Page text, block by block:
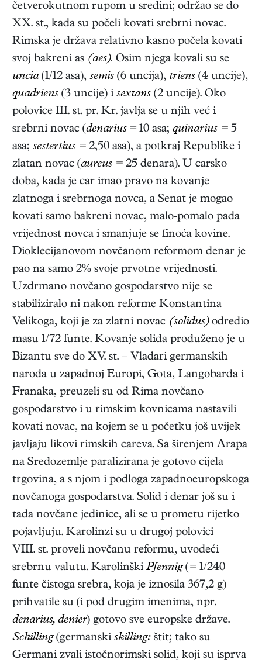
četverokutnom rupom u sredini; održao se do
XX. st., kada su počeli kovati srebrni novac.
Rimska je država relativno kasno počela kovati
svoj bakreni as (aes). Osim njega kovali su se
uncia(1/12 asa), semis (6 uncija), triens (4 uncije),
quadriens (3 uncije) i sextans (2 uncije). Oko
polovice III. st. pr. Kr. javlja se u njih već i
srebrni novac (denarius = 10 asa; quinarius = 5
asa; sestertius = 2,50 asa), a potkraj Republike i
zlatan novac (aureus = 25 denara). U carsko
doba, kada je car imao pravo na kovanje
zlatnoga i srebrnoga novca, a Senat je mogao
kovati samo bakreni novac, malo-pomalo pada
vrijednost novca i smanjuje se finoća kovine.
Dioklecijanovom novčanom reformom denar je
pao na samo 2% svoje prvotne vrijednosti.
Uzdrmano novčano gospodarstvo nije se
stabiliziralo ni nakon reforme Konstantina
Velikoga, koji je za zlatni novac (solidus)odredio
masu 1/72 funte. Kovanje solida produženo je u
Bizantu sve do XV. st. – Vladari germanskih
naroda u zapadnoj Europi, Gota, Langobarda i
Franaka, preuzeli su od Rima novčano
gospodarstvo i u rimskim kovnicama nastavili
kovati novac, na kojem se u početku još uvijek
javljaju likovi rimskih careva. Sa širenjem Arapa
na Sredozemlje paralizirana je gotovo cijela
trgovina, a s njom i podloga zapadnoeuropskoga
novčanoga gospodarstva. Solid i denar još su i
tada novčane jedinice, ali se u prometu rijetko
pojavljuju. Karolinzi su u drugoj polovici
VIII. st. proveli novčanu reformu, uvodeći
srebrnu valutu. Karolinški Pfennig(= 1/240
funte čistoga srebra, koja je iznosila 367,2 g)
prihvatile su (i pod drugim imenima, npr.
denarius, denier) gotovo sve europske države.
Schilling(germanski skilling: štit; tako su
Germani zvali istočnorimski solid, koji su isprva